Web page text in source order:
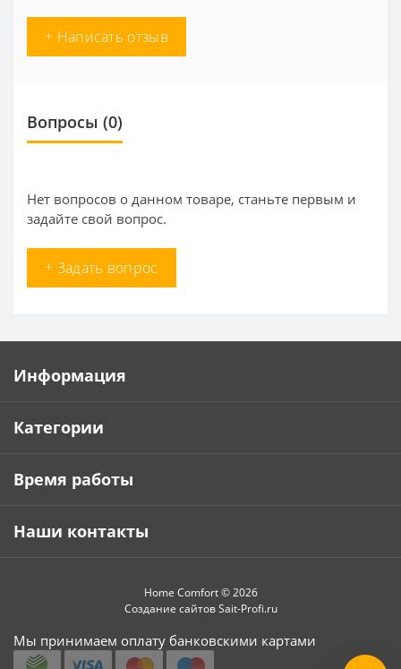
+ Написать отзыв
Вопросы (0)
Нет вопросов о данном товаре, станьте первым и
задайте свой вопрос.
+ Задать вопрос
Информация
Категории
Время работы
Наши контакты
Home Comfort © 2026
Создание сайтовSait-Profi.ru
Мы принимаем оплату банковскими картами